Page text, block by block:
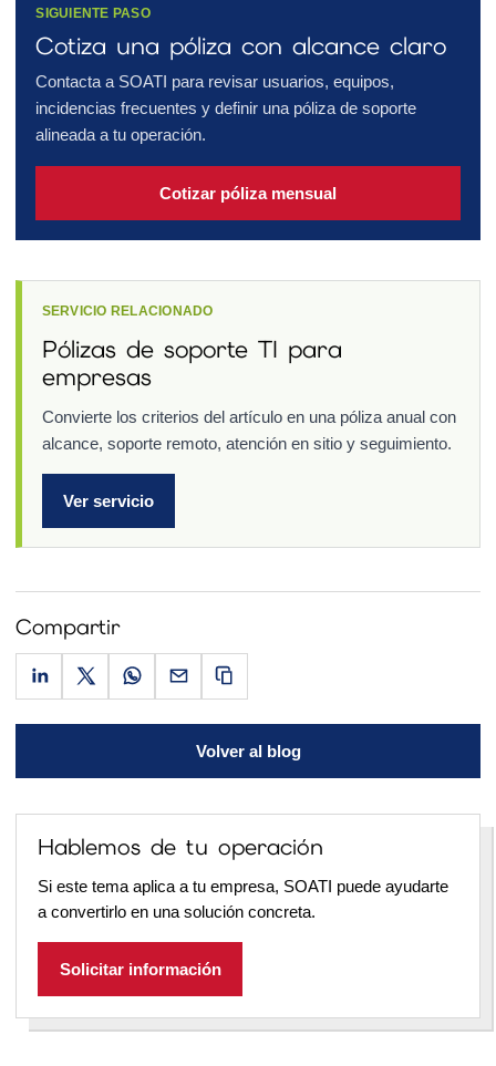
SIGUIENTE PASO
Cotiza una póliza con alcance claro
Contacta a SOATI para revisar usuarios, equipos,
incidencias frecuentes y definir una póliza de soporte
alineada a tu operación.
Cotizar póliza mensual
SERVICIO RELACIONADO
Pólizas de soporte TI para
empresas
Convierte los criterios del artículo en una póliza anual con
alcance, soporte remoto, atención en sitio y seguimiento.
Ver servicio
Compartir
Volver al blog
Hablemos de tu operación
Si este tema aplica a tu empresa, SOATI puede ayudarte
a convertirlo en una solución concreta.
Solicitar información